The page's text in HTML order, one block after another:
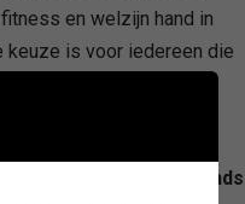
en welzijn hand in
keuze is voor iedereen die
Apeldoorn, Netherlands